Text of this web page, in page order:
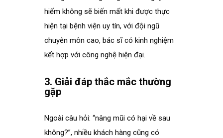
hiểm không sẽ biến mất khi được thực
hiện tại bệnh viện uy tín, với đội ngũ
chuyên môn cao, bác sĩ có kinh nghiệm
kết hợp với công nghệ hiện đại.
3. Giải đáp thắc mắc thường
gặp
Ngoài câu hỏi: “nâng mũi có hại về sau
không?”, nhiều khách hàng cũng có